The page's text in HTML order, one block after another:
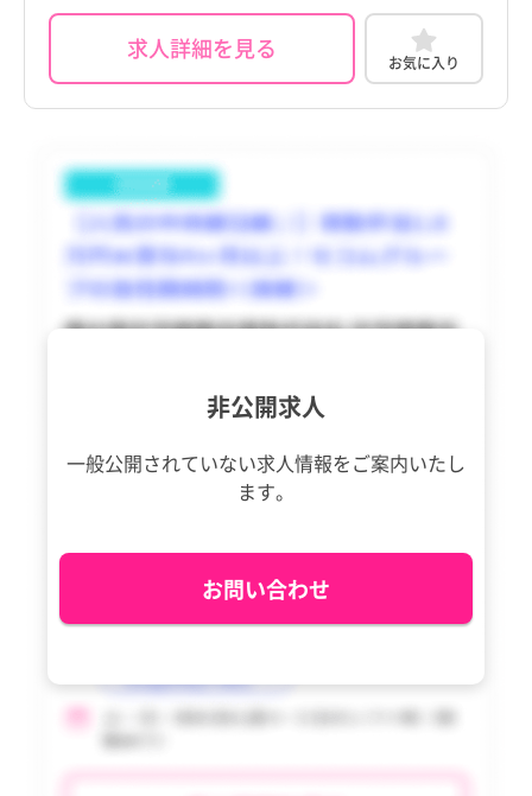
大阪府
奈良県
和歌山県
鳥取県
島根県
山口県
福岡県
魚沼市
胎内市
聖籠町
弥彦村
田上町
湯沢町
その他（福祉・介護関係資格など）
tax_certification_type
その他
パート・アルバイト（夜勤のみ）
電子カルテあり
求人詳細を見る お気に入り
非公開求人
一般公開されていない求人情報をご案内いたし
ます。
お問い合わせ
大阪府
奈良県
和歌山県
鳥取県
島根県
山口県
福岡県
魚沼市
胎内市
聖籠町
弥彦村
田上町
湯沢町
その他（福祉・介護関係資格など）
tax_certification_type
その他
パート・アルバイト（夜勤のみ）
電子カルテあり